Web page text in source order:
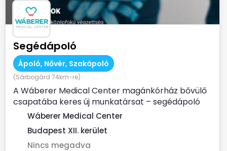
Segédápoló
Ápoló, Nővér, Szakápoló
(Sárbogárd 74km-re)
A Wáberer Medical Center magánkórház bővülő
csapatába keres új munkatársat – segédápoló
munkakörbe! ...
Wáberer Medical Center
Budapest XII. kerület
Nincs megadva